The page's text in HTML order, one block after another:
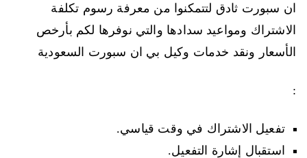
ان سبورت ثادق لتتمكنوا من معرفة رسوم تكلفة
الاشتراك ومواعيد سدادها والتي نوفرها لكم بأرخص
الأسعار ونقد خدمات وكيل بي ان سبورت السعودية
:
تفعيل الاشتراك في وقت قياسي.
استقبال إشارة التفعيل.